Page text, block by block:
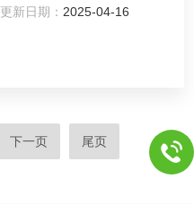
更新日期： 2025-04-16
下一页 尾页